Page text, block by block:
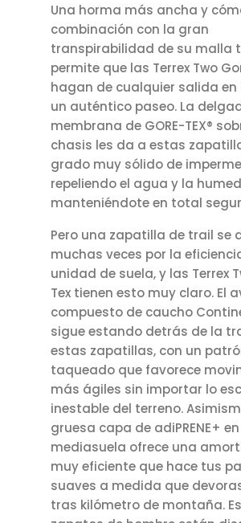
Una horma más ancha y
combinación con la gran
transpirabilidad de su malla
permite que las Terrex Two
hagan de cualquier salida
un auténtico paseo. La
membrana de GORE-TEX®
chasis les da a estas
grado muy sólido de
repeliendo el agua y la
manteniéndote en total
Pero una zapatilla de trail se
muchas veces por la
unidad de suela, y las Terrex
Tex tienen esto muy claro. El
compuesto de caucho
sigue estando detrás de la
estas zapatillas, con un
taqueado que favorece
más ágiles sin importar lo
inestable del terreno.
gruesa capa de adiPRENE+
mediasuela ofrece una
muy eficiente que hace tus
suaves a medida que
tras kilómetro de montaña.